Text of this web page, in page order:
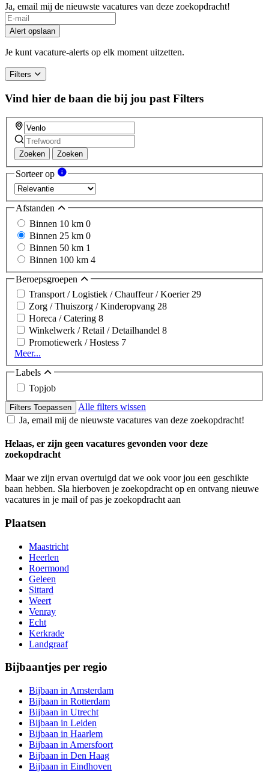
Ja, email mij de nieuwste vacatures van deze zoekopdracht!
Alert opslaan
Je kunt vacature-alerts op elk moment uitzetten.
Filters
Vind hier de baan die bij jou past Filters
Zoeken Zoeken
Sorteer op
Afstanden
Binnen 10 km 0
Binnen 25 km 0
Binnen 50 km 1
Binnen 100 km 4
Beroepsgroepen
Transport / Logistiek / Chauffeur / Koerier 29
Zorg / Thuiszorg / Kinderopvang 28
Horeca / Catering 8
Winkelwerk / Retail / Detailhandel 8
Promotiewerk / Hostess 7
Meer...
Labels
Topjob
Filters Toepassen
Alle filters wissen
Ja, email mij de nieuwste vacatures van deze zoekopdracht!
Helaas, er zijn geen vacatures gevonden voor deze
zoekopdracht
Maar we zijn ervan overtuigd dat we ook voor jou een geschikte
baan hebben. Sla hierboven je zoekopdracht op en ontvang nieuwe
vacatures in je mail of pas je zoekopdracht aan
Plaatsen
Maastricht
Heerlen
Roermond
Geleen
Sittard
Weert
Venray
Echt
Kerkrade
Landgraaf
Bijbaantjes per regio
Bijbaan in Amsterdam
Bijbaan in Rotterdam
Bijbaan in Utrecht
Bijbaan in Leiden
Bijbaan in Haarlem
Bijbaan in Amersfoort
Bijbaan in Den Haag
Bijbaan in Eindhoven